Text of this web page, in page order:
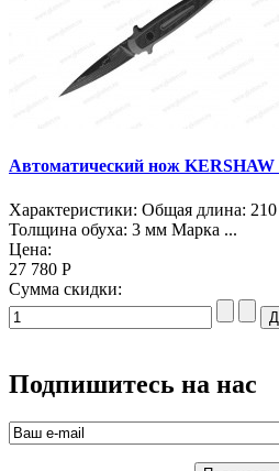
Автоматический нож
Характеристики: Общая длина:
Толщина обуха: 3 мм Марка ...
Цена:
27 780 Р
Сумма скидки:
Подпишитесь на нас